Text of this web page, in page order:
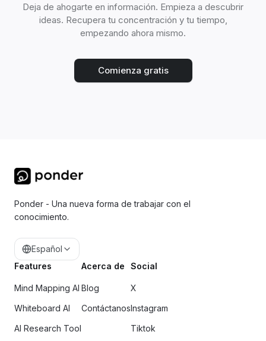
Deja de ahogarte en información. Empieza a descubrir
ideas. Recupera tu concentración y tu tiempo,
empezando ahora mismo.
Comienza gratis
Ponder - Una nueva forma de trabajar con el
conocimiento.
Español
Features
Mind Mapping AI
Whiteboard AI
AI Research Tool
Acerca de
Blog
Contáctanos
Social
X
Instagram
Tiktok